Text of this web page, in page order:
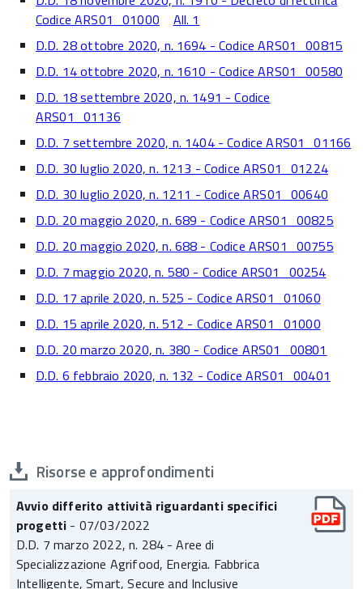
Codice ARS01_01000
All. 1
D.D. 28 ottobre 2020, n. 1694 - Codice ARS01_00815
D.D. 14 ottobre 2020, n. 1610 - Codice ARS01_00580
D.D. 18 settembre 2020, n. 1491 - Codice
ARS01_01136
D.D. 7 settembre 2020, n. 1404 - Codice ARS01_01166
D.D. 30 luglio 2020, n. 1213 - Codice ARS01_01224
D.D. 30 luglio 2020, n. 1211 - Codice ARS01_00640
D.D. 20 maggio 2020, n. 689 - Codice ARS01_00825
D.D. 20 maggio 2020, n. 688 - Codice ARS01_00755
D.D. 7 maggio 2020, n. 580 - Codice ARS01_00254
D.D. 17 aprile 2020, n. 525 - Codice ARS01_01060
D.D. 15 aprile 2020, n. 512 - Codice ARS01_01000
D.D. 20 marzo 2020, n. 380 - Codice ARS01_00801
D.D. 6 febbraio 2020, n. 132 - Codice ARS01_00401
Risorse e approfondimenti
Avvio differito attività riguardanti specifici
progetti - 07/03/2022
D.D. 7 marzo 2022, n. 284 - Aree di
Specializzazione Agrifood, Energia. Fabbrica
Intelligente, Smart, Secure and Inclusive